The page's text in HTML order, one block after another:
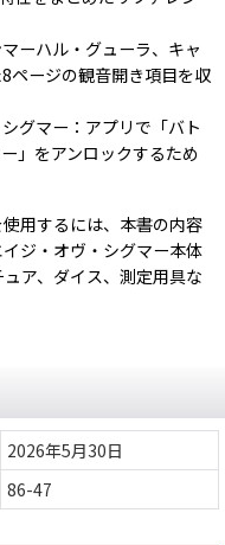
ーハル・グューラ、キャ
ページの観音開き項目を収
グマー：アプリで「バト
」をアンロックするため
用するには、本書の内容
ジ・オヴ・シグマー本体
ア、ダイス、測定用具な
2026年5月30日
86-47